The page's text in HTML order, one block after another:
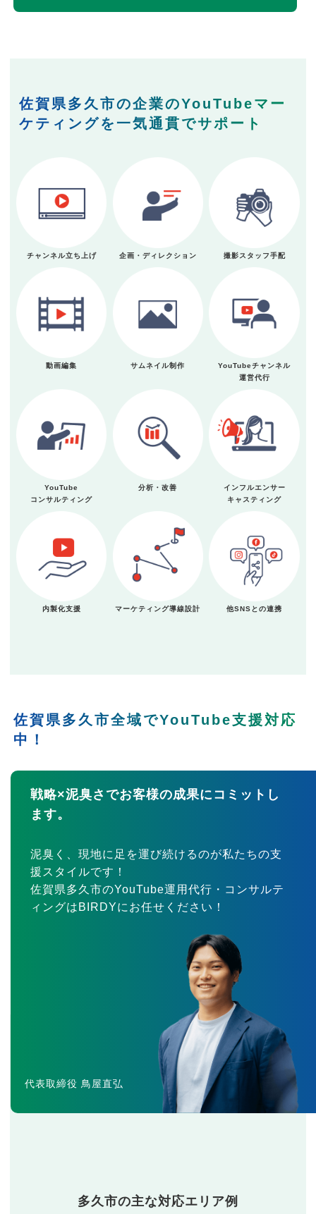
佐賀県多久市の企業のYouTubeマー
ケティングを一気通貫でサポート
チャンネル立ち上げ 企画・ディレクション 撮影スタッフ手配
動画編集 サムネイル制作
YouTubeチャンネル
運営代行
YouTube
コンサルティング
分析・改善
インフルエンサー
キャスティング
内製化支援 マーケティング導線設計 他SNSとの連携
佐賀県多久市全域でYouTube支援対応
中！
戦略×泥臭さでお客様の成果にコミットし
ます。
泥臭く、現地に足を運び続けるのが私たちの支
援スタイルです！
佐賀県多久市のYouTube運用代行・コンサルテ
ィングはBIRDYにお任せください！
代表取締役 鳥屋直弘
多久市の主な対応エリア例